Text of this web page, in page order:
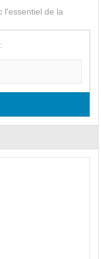
l'essentiel de la